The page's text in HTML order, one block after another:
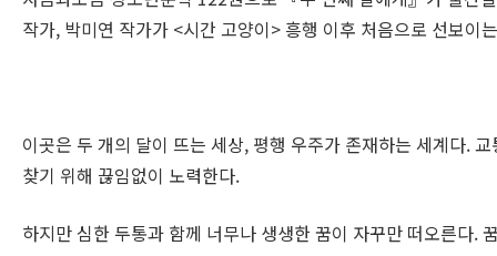
작가, 박미연 작가가 <시간 고양이> 흥행 이후 처음으로 선보이
이곳은 두 개의 달이 뜨는 세상, 평행 우주가 존재하는 세계다.
찾기 위해 끊임없이 노력한다.
하지만 심한 두통과 함께 너무나 생생한 꿈이 자꾸만 떠오른다.